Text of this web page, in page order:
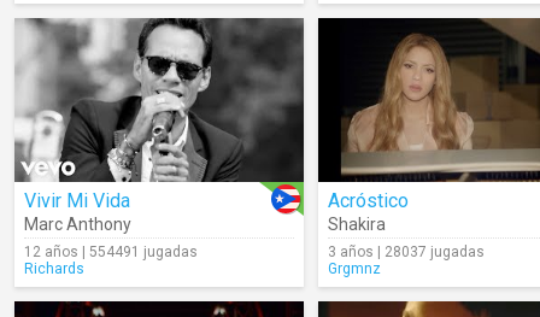
Vivir Mi Vida
Marc Anthony
12 años | 554491 jugadas
Richards
Acróstico
Shakira
3 años | 28037 jugadas
Grgmnz